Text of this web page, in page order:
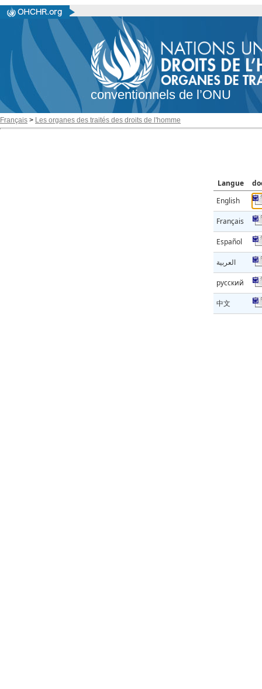
conventionnels de l’ONU
Français > Les organes des traités des droits de l'homme
Langue
English
Français
Español
العربية
русский
中文